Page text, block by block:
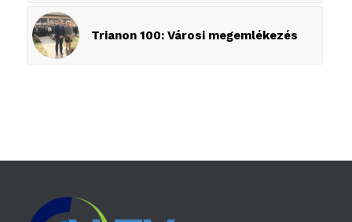
Trianon 100: Városi megemlékezés